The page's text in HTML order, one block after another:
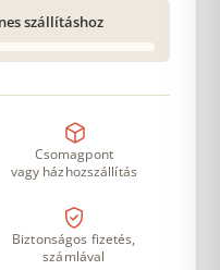
szállításhoz
Csomagpont
vagy házhozszállítás
Biztonságos fizetés,
számlával